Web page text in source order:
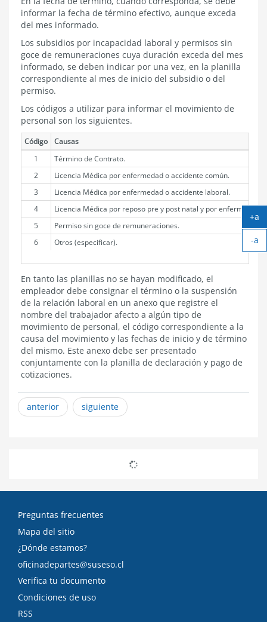
informar la fecha de término efectivo, aunque exceda
del mes informado.
Los subsidios por incapacidad laboral y permisos sin
goce de remuneraciones cuya duración exceda del mes
informado, se deben indicar por una vez, en la planilla
correspondiente al mes de inicio del subsidio o del
permiso.
Los códigos a utilizar para informar el movimiento de
personal son los siguientes.
Código
Causas
1
Término de Contrato.
2
Licencia Médica por enfermedad o accidente común.
3
Licencia Médica por enfermedad o accidente laboral.
4
Licencia Médica por reposo pre y post natal y por enfermedad
5
Permiso sin goce de remuneraciones.
6
Otros (especificar).
En tanto las planillas no se hayan modificado, el
empleador debe consignar el término o la suspensión
de la relación laboral en un anexo que registre el
nombre del trabajador afecto a algún tipo de
movimiento de personal, el código correspondiente a la
causa del movimiento y las fechas de inicio y de término
del mismo. Este anexo debe ser presentado
conjuntamente con la planilla de declaración y pago de
cotizaciones.
anterior siguiente
Preguntas frecuentes
Mapa del sitio
¿Dónde estamos?
oficinadepartes@suseso.cl
Verifica tu documento
Condiciones de uso
RSS
+a
-a